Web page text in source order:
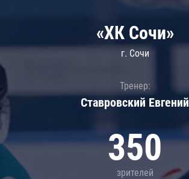
«ХК Сочи»
г. Сочи
Тренер:
Ставровский Евгений
350
зрителей